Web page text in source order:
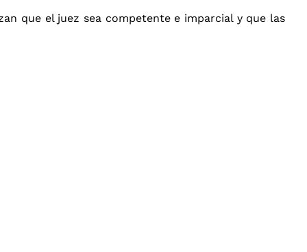
que el juez sea competente e imparcial y que las